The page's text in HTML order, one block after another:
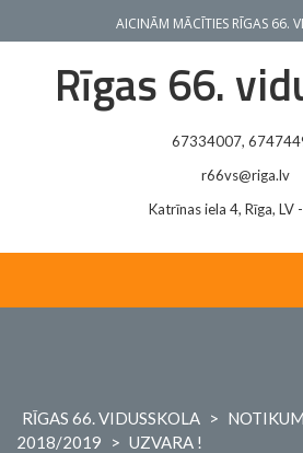
AICINĀM MĀCĪTIES RĪGAS 66.
Rīgas 66.
67334007,
r66vs@riga.lv
Katrīnas iela 4, Rīga, LV
RĪGAS 66. VIDUSSKOLA >
2018/2019
> UZVARA !